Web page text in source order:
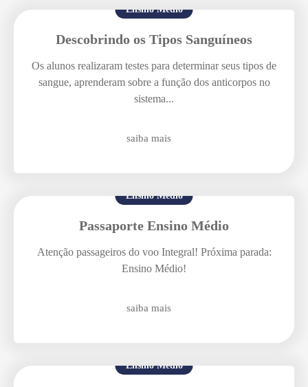
Ensino Médio
Descobrindo os Tipos Sanguíneos
Os alunos realizaram testes para determinar seus tipos de
sangue, aprenderam sobre a função dos anticorpos no
sistema...
saiba mais
Ensino Médio
Passaporte Ensino Médio
Atenção passageiros do voo Integral! Próxima parada:
Ensino Médio!
saiba mais
Ensino Médio